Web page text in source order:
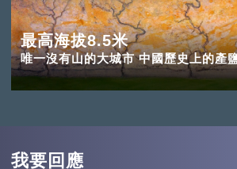
最高海拔8.5米
唯一沒有山的大城市 中國歷史上的產
我要回應